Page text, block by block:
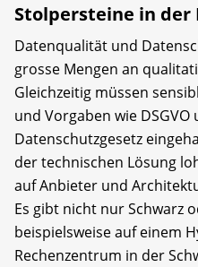
Stolpersteine in der
Datenqualität und
grosse Mengen an
Gleichzeitig müssen
und Vorgaben wie DSGVO
Datenschutzgesetz
der technischen Lösung
auf Anbieter und
Es gibt nicht nur Schwarz
beispielsweise auf einem
Rechenzentrum in der